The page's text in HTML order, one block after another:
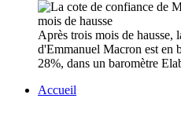
Après trois mois de hausse,
d'Emmanuel Macron est en
28%, dans un baromètre
Accueil